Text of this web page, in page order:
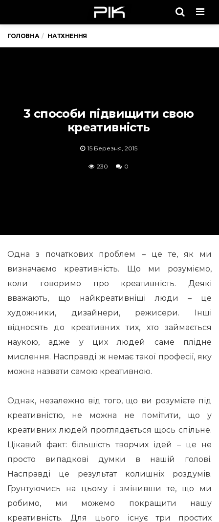
ГОЛОВНА НАТХНЕННЯ
3 способи підвищити свою
креативність
15 Березня, 2015
230 0
Одна з початкових проблем – це те, як ми
визначаємо креативність. Що ми розуміємо,
коли говоримо про креативність. Деякі
вважають, що найкреативніші люди – це
художники, дизайнери, режисери. Інші
відносять до креативних тих, хто займається
наукою, адже у цих людей саме плідне
мислення. Насправді ж немає такої професії, яку
можна назвати самою креативною.
Однак, незалежно від того, що ви розумієте під
креативністю, не можна не помітити, що у
креативних людей проглядається щось спільне.
Цікавий факт: більшість творчих ідей – це не
просто випадкові думки в нашій голові.
Насправді це результат колишніх роздумів.
Грунтуючись на цьому і змінивши те, що ми
робимо, ми можемо покращити нашу
креативність. Для цього існує три простих